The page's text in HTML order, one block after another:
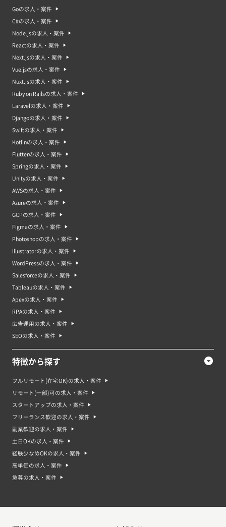
Goの求人・案件
C#の求人・案件
Node.jsの求人・案件
Reactの求人・案件
Next.jsの求人・案件
Vue.jsの求人・案件
Nuxt.jsの求人・案件
Ruby on Railsの求人・案件
Laravelの求人・案件
Djangoの求人・案件
Swiftの求人・案件
Kotlinの求人・案件
Flutterの求人・案件
Springの求人・案件
Unityの求人・案件
AWSの求人・案件
Azureの求人・案件
GCPの求人・案件
Figmaの求人・案件
Photoshopの求人・案件
Illustratorの求人・案件
WordPressの求人・案件
Salesforceの求人・案件
Tableauの求人・案件
Apexの求人・案件
RPAの求人・案件
広告運用の求人・案件
SEOの求人・案件
特徴から探す
フルリモート(在宅OK)の求人・案件
リモート(一部)可の求人・案件
スタートアップの求人・案件
フリーランス歓迎の求人・案件
副業歓迎の求人・案件
土日OKの求人・案件
経験少なめOKの求人・案件
高単価の求人・案件
急募の求人・案件